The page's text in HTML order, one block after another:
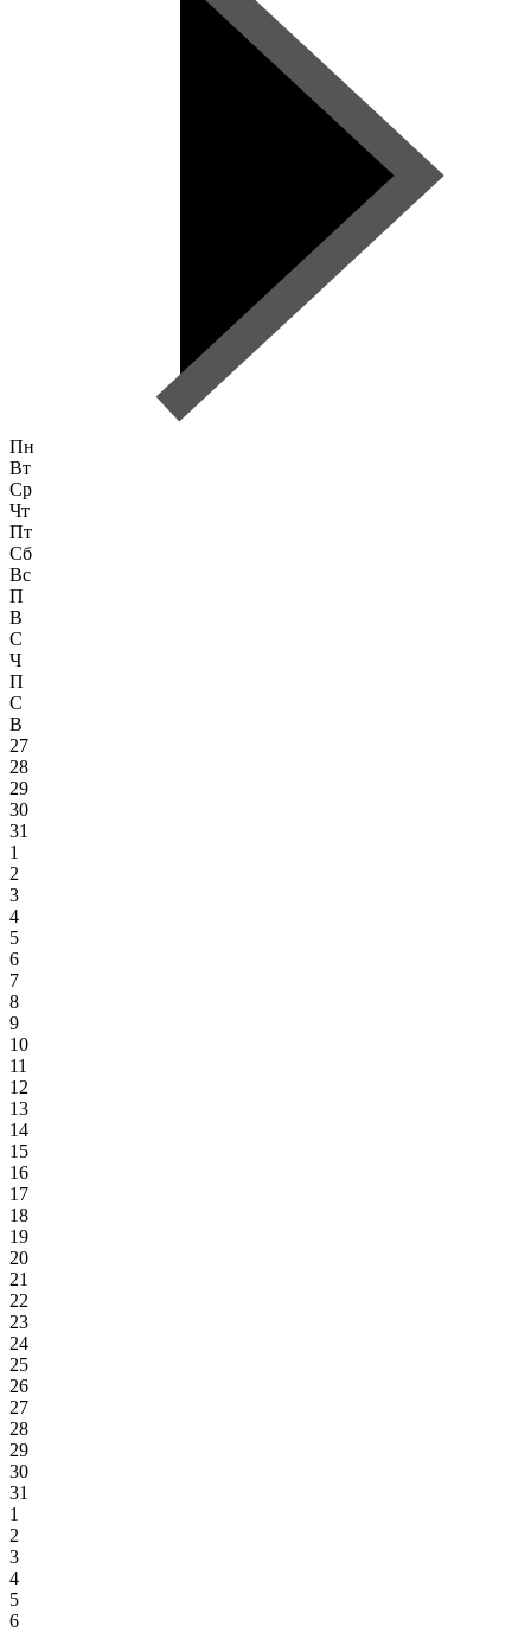
Пн
Вт
Ср
Чт
Пт
Сб
Вс
П
В
С
Ч
П
С
В
27
28
29
30
31
1
2
3
4
5
6
7
8
9
10
11
12
13
14
15
16
17
18
19
20
21
22
23
24
25
26
27
28
29
30
31
1
2
3
4
5
6